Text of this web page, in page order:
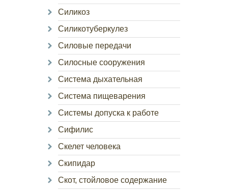
Силикоз
Силикотуберкулез
Силовые передачи
Силосные сооружения
Система дыхательная
Система пищеварения
Системы допуска к работе
Сифилис
Скелет человека
Скипидар
Скот, стойловое содержание